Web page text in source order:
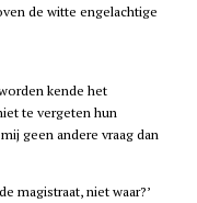
de witte engelachtige
kende het
te vergeten hun
geen andere vraag dan
magistraat, niet waar?’